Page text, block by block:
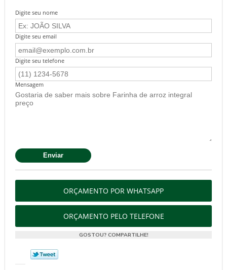
Digite seu nome
Digite seu email
Digite seu telefone
Mensagem
ORÇAMENTO POR WHATSAPP
ORÇAMENTO PELO TELEFONE
GOSTOU? COMPARTILHE!